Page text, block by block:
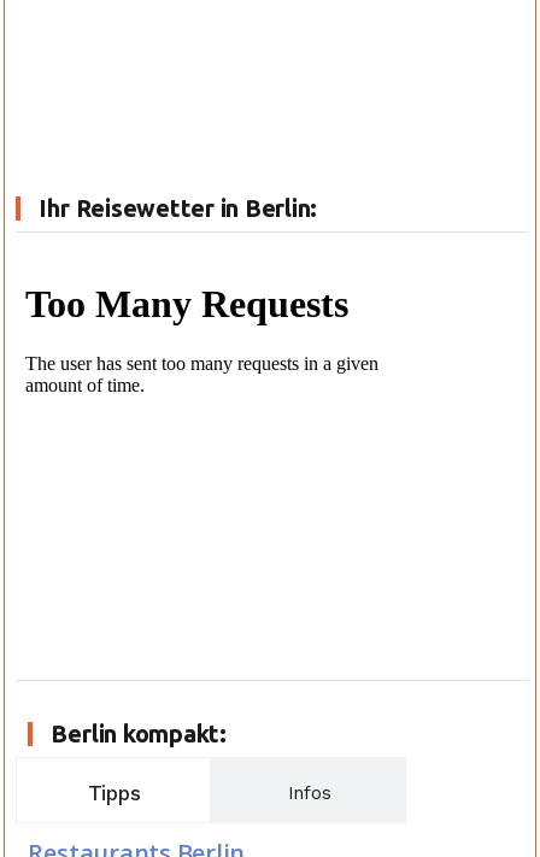
Ihr Reisewetter in Berlin:
Berlin kompakt:
Tipps Infos